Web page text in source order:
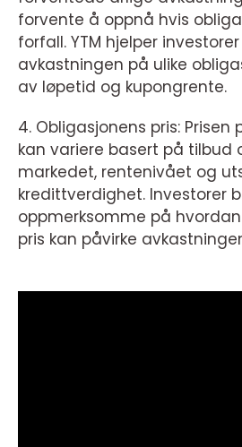
forvente å oppnå hvis
forfall. YTM hjelper
avkastningen på ulike
av løpetid og kupongrente.
4. Obligasjonens pris: Prisen
kan variere basert på tilbud
markedet, rentenivået og
kredittverdighet. Investorer
oppmerksomme på
pris kan påvirke